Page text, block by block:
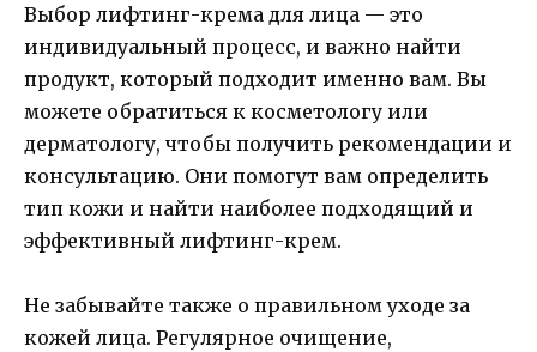
Выбор лифтинг-крема для лица — это
индивидуальный процесс, и важно найти
продукт, который подходит именно вам. Вы
можете обратиться к косметологу или
дерматологу, чтобы получить рекомендации и
консультацию. Они помогут вам определить
тип кожи и найти наиболее подходящий и
эффективный лифтинг-крем.
Не забывайте также о правильном уходе за
кожей лица. Регулярное очищение,